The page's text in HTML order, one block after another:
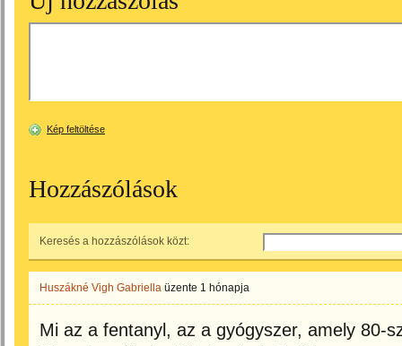
Kép feltöltése
Hozzászólások
Keresés a hozzászólások közt:
Huszákné Vigh Gabriella üzente 1 hónapja
Mi az a fentanyl, az a gyógyszer, amely 80-